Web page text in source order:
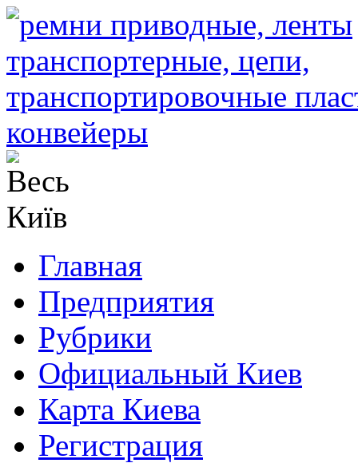
Главная
Предприятия
Рубрики
Официальный Киев
Карта Киева
Регистрация